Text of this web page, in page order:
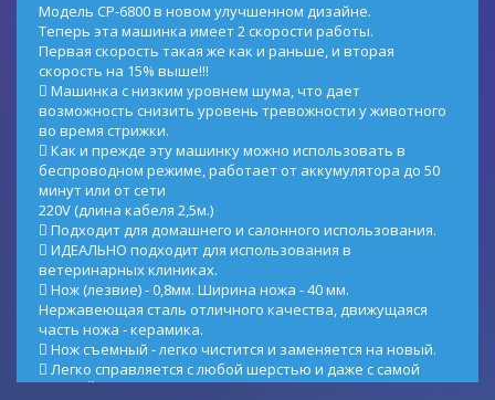
Модель CP-6800 в новом улучшенном дизайне.
Теперь эта машинка имеет 2 скорости работы.
Первая скорость такая же как и раньше, и вторая
скорость на 15% выше!!!
 Машинка с низким уровнем шума, что дает
возможность снизить уровень тревожности у животного
во время стрижки.
 Как и прежде эту машинку можно использовать в
беспроводном режиме, работает от аккумулятора до 50
минут или от сети
220V (длина кабеля 2,5м.)
 Подходит для домашнего и салонного использования.
 ИДЕАЛЬНО подходит для использования в
ветеринарных клиниках.
 Нож (лезвие) - 0,8мм. Ширина ножа - 40 мм.
Нержавеющая сталь отличного качества, движущаяся
часть ножа - керамика.
 Нож съемный - легко чистится и заменяется на новый.
 Легко справляется с любой шерстью и даже с самой
МЯКГОЙ шерстью и "колтунами" кошек.